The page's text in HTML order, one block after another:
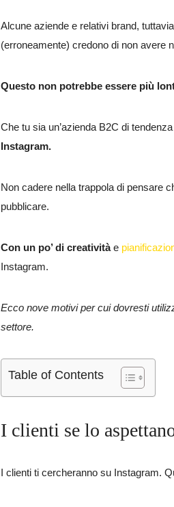
Alcune aziende e relativi brand,
(erroneamente) credono di non avere
Questo non potrebbe essere più
Che tu sia un’azienda B2C di
Instagram.
Non cadere nella trappola di pensare
pubblicare.
Con un po’ di creativitàe
Instagram.
Ecco nove motivi per cui dovresti
settore.
Table of Contents
I clienti se lo
I clienti ti cercheranno su Instagram.